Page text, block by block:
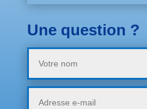
Une question ?